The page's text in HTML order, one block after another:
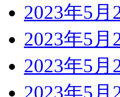
2023年5
2023年5
2023年5
2023年5